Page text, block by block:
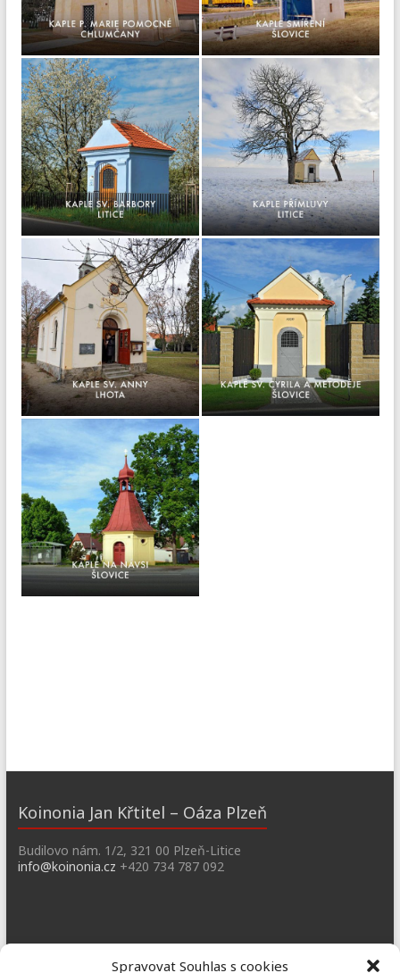
Spravovat Souhlas s cookies
Koinonia Jan Křtitel – Oáza Plzeň
Budilovo nám. 1/2, 321 00 Plzeň-Litice
info@koinonia.cz +420 734 787 092